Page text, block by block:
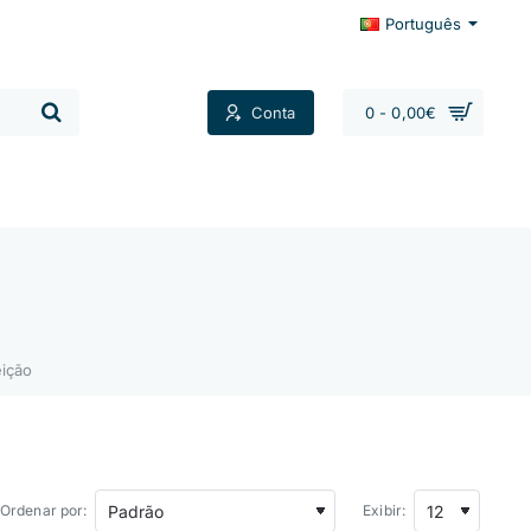
Português
Conta 0 - 0,00€
Ordenar por: Exibir: